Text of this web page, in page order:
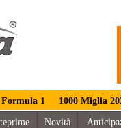
Formula 1 1000 Miglia
Novità